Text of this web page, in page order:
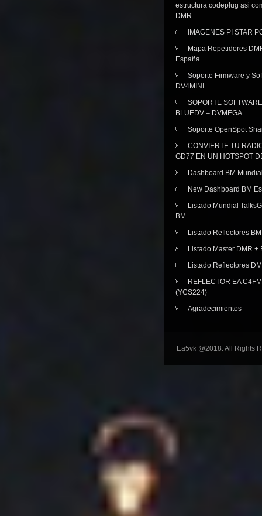
estructura codeplug asi
DMR
IMAGENES PI STAR
Mapa Repetidores
España
Soporte Firmware y
DV4MINI
SOPORTE SOFTWARE
BLUEDV – DVMEGA
Soporte OpenSpot
CONVIERTE TU
GD77 EN UN HOTSPOT
Dashboard BM
New Dashboard BM
Listado Mundial
BM
Listado Reflectores BM
Listado Master DMR +
Listado Reflectores
REFLECTOR EA
(YCS224)
Agradecimientos
Ea5vk @2018. All Rights